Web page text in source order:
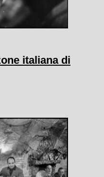
italiana di